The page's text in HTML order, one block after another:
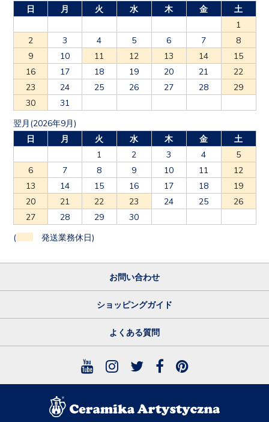
日
月 火 水 木 金
土
1
2
3 4 5 6 7
8
9
10 11 12 13 14
15
16
17 18 19 20 21
22
23
24 25 26 27 28
29
30
31
翌月(2026年9月)
日
月 火 水 木 金
土
1
2 3 4
5
6
7 8 9 10 11
12
13
14 15 16 17 18
19
20
21 22 23 24 25
26
27
28 29 30
( 発送業務休日)
お問い合わせ
ショッピングガイド
よくある質問